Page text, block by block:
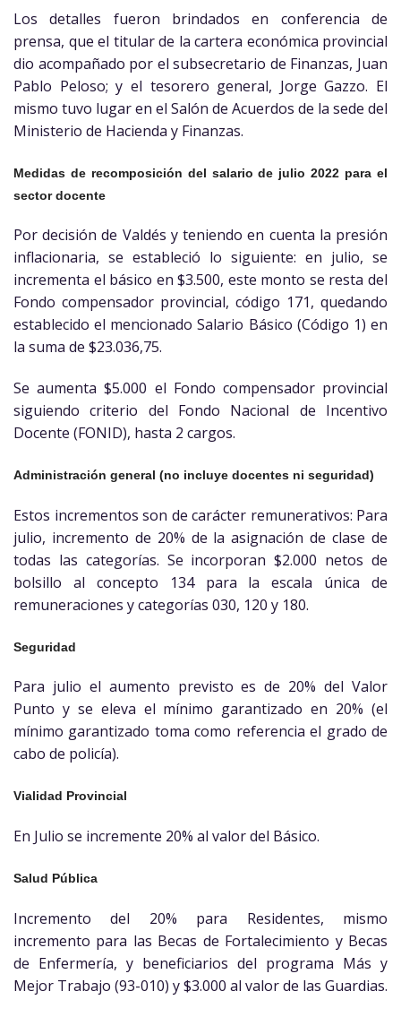
Los detalles fueron brindados en conferencia de
prensa, que el titular de la cartera económica provincial
dio acompañado por el subsecretario de Finanzas, Juan
Pablo Peloso; y el tesorero general, Jorge Gazzo. El
mismo tuvo lugar en el Salón de Acuerdos de la sede del
Ministerio de Hacienda y Finanzas.
Medidas de recomposición del salario de julio 2022 para el
sector docente
Por decisión de Valdés y teniendo en cuenta la presión
inflacionaria, se estableció lo siguiente: en julio, se
incrementa el básico en $3.500, este monto se resta del
Fondo compensador provincial, código 171, quedando
establecido el mencionado Salario Básico (Código 1) en
la suma de $23.036,75.
Se aumenta $5.000 el Fondo compensador provincial
siguiendo criterio del Fondo Nacional de Incentivo
Docente (FONID), hasta 2 cargos.
Administración general (no incluye docentes ni seguridad)
Estos incrementos son de carácter remunerativos: Para
julio, incremento de 20% de la asignación de clase de
todas las categorías. Se incorporan $2.000 netos de
bolsillo al concepto 134 para la escala única de
remuneraciones y categorías 030, 120 y 180.
Seguridad
Para julio el aumento previsto es de 20% del Valor
Punto y se eleva el mínimo garantizado en 20% (el
mínimo garantizado toma como referencia el grado de
cabo de policía).
Vialidad Provincial
En Julio se incremente 20% al valor del Básico.
Salud Pública
Incremento del 20% para Residentes, mismo
incremento para las Becas de Fortalecimiento y Becas
de Enfermería, y beneficiarios del programa Más y
Mejor Trabajo (93-010) y $3.000 al valor de las Guardias.